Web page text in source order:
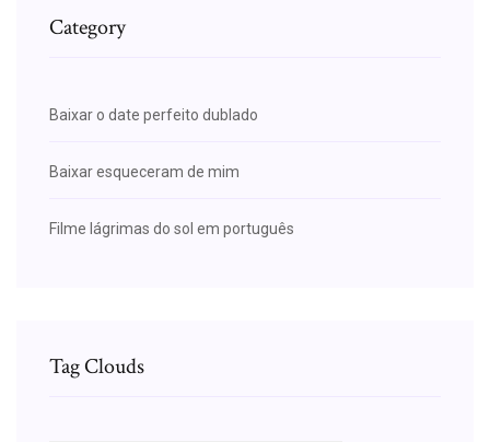
Category
Baixar o date perfeito dublado
Baixar esqueceram de mim
Filme lágrimas do sol em português
Tag Clouds